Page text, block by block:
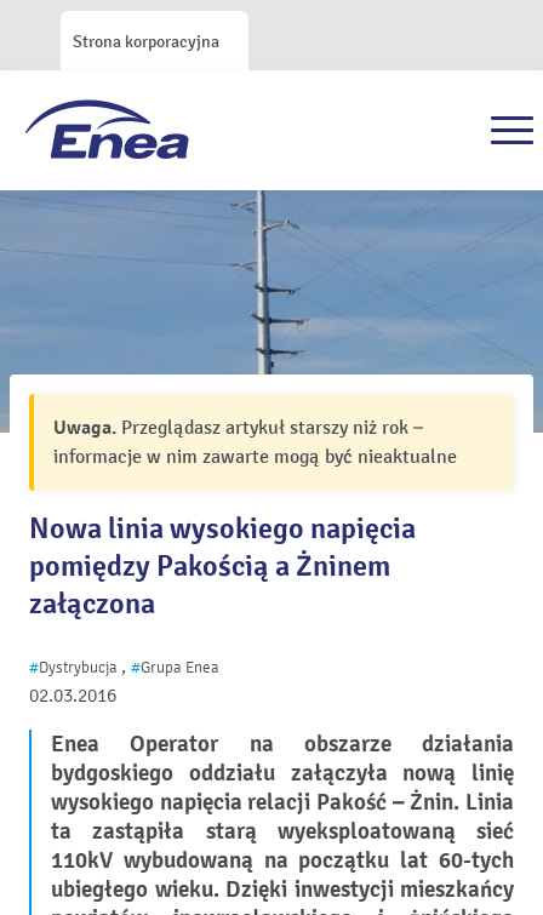
Strona korporacyjna
Uwaga. Przeglądasz artykuł starszy niż rok –
informacje w nim zawarte mogą być nieaktualne
Nowa linia wysokiego napięcia
pomiędzy Pakością a Żninem
załączona
02.03.2016
#Dystrybucja , #Grupa Enea
Enea Operator na obszarze działania
bydgoskiego oddziału załączyła nową linię
wysokiego napięcia relacji Pakość – Żnin. Linia
ta zastąpiła starą wyeksploatowaną sieć
110kV wybudowaną na początku lat 60-tych
ubiegłego wieku. Dzięki inwestycji mieszkańcy